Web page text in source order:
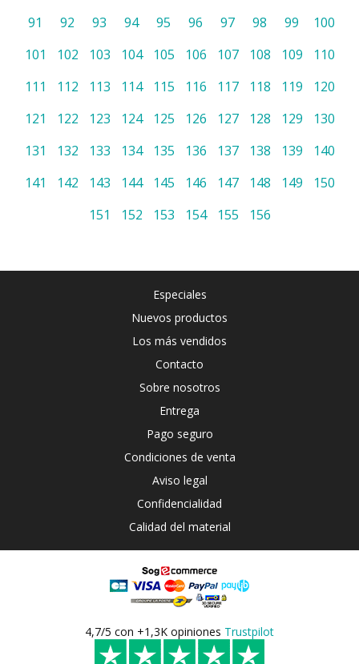
91
92 93 94 95 96 97 98 99
100
101
102 103 104 105 106 107 108 109
110
111
112 113 114 115 116 117 118 119
120
121
122 123 124 125 126 127 128 129
130
131
132 133 134 135 136 137 138 139
140
141
142 143 144 145 146 147 148 149
150
151
152 153 154 155 156
Especiales
Nuevos productos
Los más vendidos
Contacto
Sobre nosotros
Entrega
Pago seguro
Condiciones de venta
Aviso legal
Confidencialidad
Calidad del material
4,7/5 con +1,3K opiniones Trustpilot